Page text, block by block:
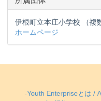
伊根町立本庄小学校 （複
ホームページ
-Youth Enterpriseとは /